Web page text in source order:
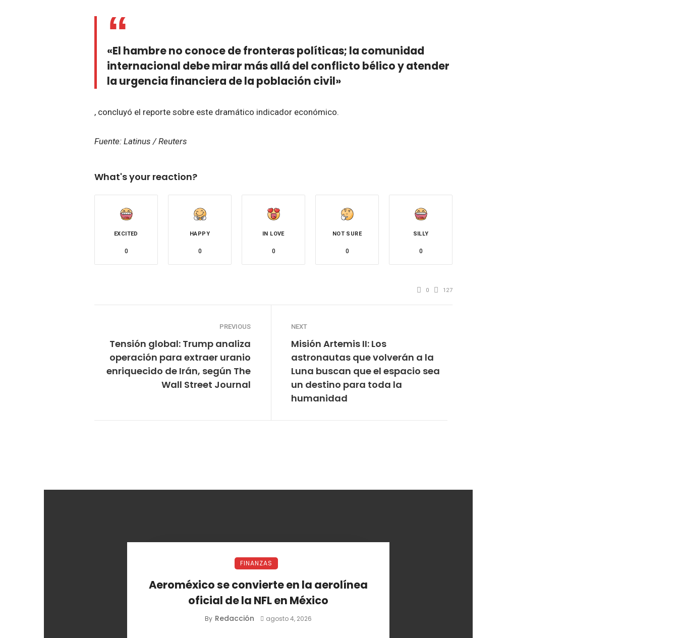
«El hambre no conoce de fronteras políticas; la comunidad
internacional debe mirar más allá del conflicto bélico y atender
la urgencia financiera de la población civil»
, concluyó el reporte sobre este dramático indicador económico.
Fuente: Latinus / Reuters
What's your reaction?
EXCITED
0
HAPPY
0
IN LOVE
0
NOT SURE
0
SILLY
0
0 127
PREVIOUS
Tensión global: Trump analiza
operación para extraer uranio
enriquecido de Irán, según The
Wall Street Journal
NEXT
Misión Artemis II: Los
astronautas que volverán a la
Luna buscan que el espacio sea
un destino para toda la
humanidad
FINANZAS
Aeroméxico se convierte en la aerolínea
oficial de la NFL en México
By Redacción agosto 4, 2026